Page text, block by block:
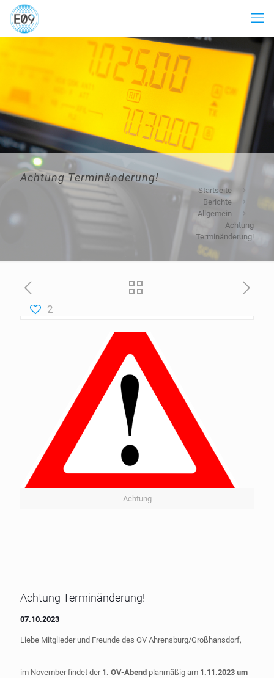
Achtung Terminänderung!
Startseite
Berichte
Allgemein
Achtung
Terminänderung!
2
Achtung
Achtung Terminänderung!
07.10.2023
Liebe Mitglieder und Freunde des OV Ahrensburg/Großhansdorf,
im November findet der 1. OV-Abend planmäßig am 1.11.2023 um